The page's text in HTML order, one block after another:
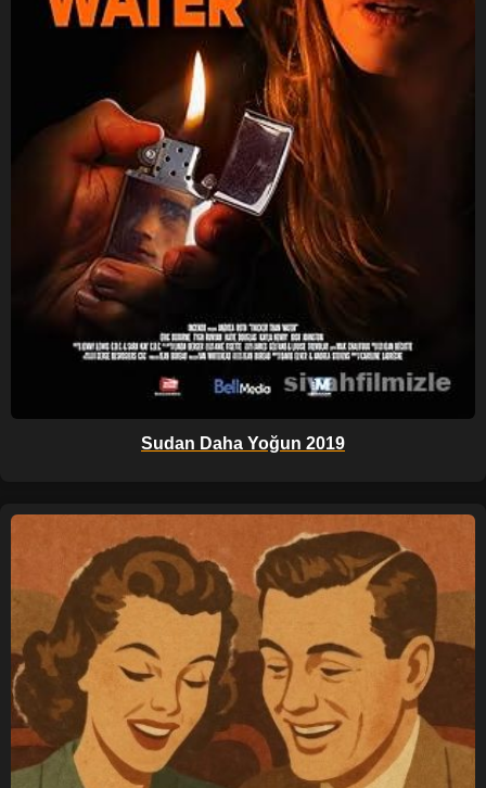
Sudan Daha Yoğun 2019